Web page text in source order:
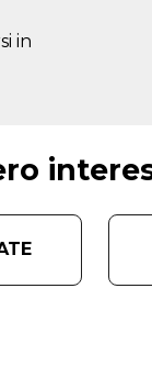
in